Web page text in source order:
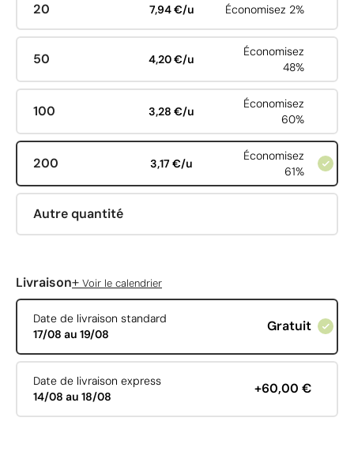
20 7,94 €/u Économisez 2%
50 4,20 €/u
Économisez
48%
100 3,28 €/u
Économisez
60%
200 3,17 €/u
Économisez
61%
Autre quantité
Livraison+ Voir le calendrier
Date de livraison standard
17/08 au 19/08
Gratuit
Date de livraison express
14/08 au 18/08
+60,00 €